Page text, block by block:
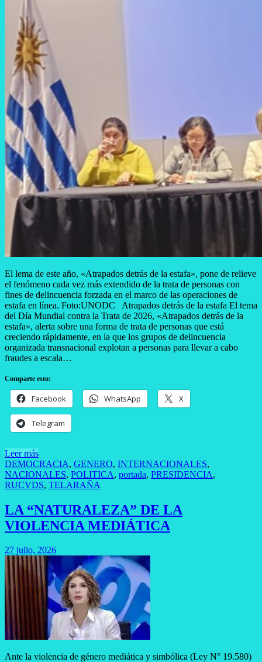
El lema de este año, «Atrapados detrás de la estafa», pone de relieve
el fenómeno cada vez más extendido de la trata de personas con
fines de delincuencia forzada en el marco de las operaciones de
estafa en línea. Foto:UNODC Atrapados detrás de la estafa El tema
del Día Mundial contra la Trata de 2026, «Atrapados detrás de la
estafa», alerta sobre una forma de trata de personas que está
creciendo rápidamente, en la que los grupos de delincuencia
organizada transnacional explotan a personas para llevar a cabo
fraudes a escala…
Comparte esto:
Facebook WhatsApp X
Telegram
Leer más
DEMOCRACIA, GENERO, INTERNACIONALES,
NACIONALES, POLITICA, portada, PRESIDENCIA,
RUCVDS, TELARAÑA
LA “NATURALEZA” DE LA
VIOLENCIA MEDIÁTICA
27 julio, 2026
Ante la violencia de género mediática y simbólica (Ley N° 19.580)